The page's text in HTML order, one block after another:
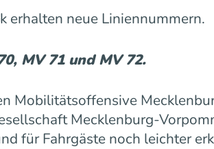
erhalten neue Liniennummern.
MV 71 und MV 72.
Mobilitätsoffensive
Mecklenburg-
für Fahrgäste noch leichter